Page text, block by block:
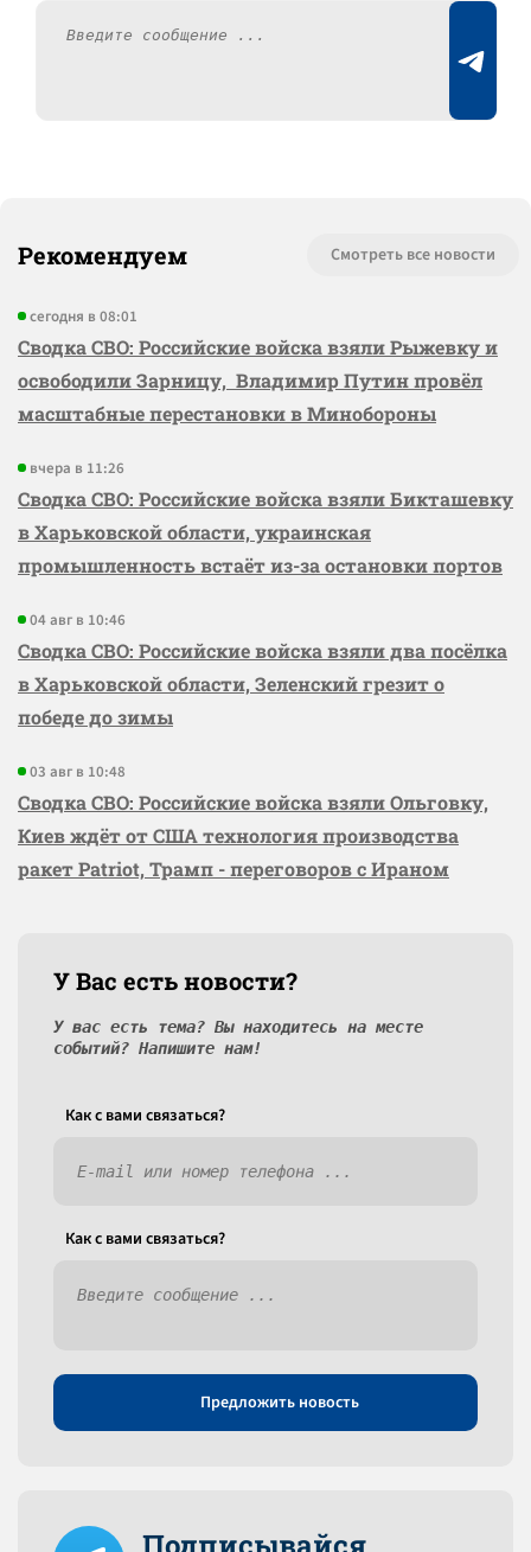
Рекомендуем Смотреть все новости
сегодня в 08:01
Сводка СВО: Российские войска взяли Рыжевку и
освободили Зарницу, Владимир Путин провёл
масштабные перестановки в Минобороны
вчера в 11:26
Сводка СВО: Российские войска взяли Бикташевку
в Харьковской области, украинская
промышленность встаёт из-за остановки портов
04 авг в 10:46
Сводка СВО: Российские войска взяли два посёлка
в Харьковской области, Зеленский грезит о
победе до зимы
03 авг в 10:48
Сводка СВО: Российские войска взяли Ольговку,
Киев ждёт от США технология производства
ракет Patriot, Трамп - переговоров с Ираном
У Вас есть новости?
У вас есть тема? Вы находитесь на месте
событий? Напишите нам!
Как c вами связаться?
Как c вами связаться?
Предложить новость